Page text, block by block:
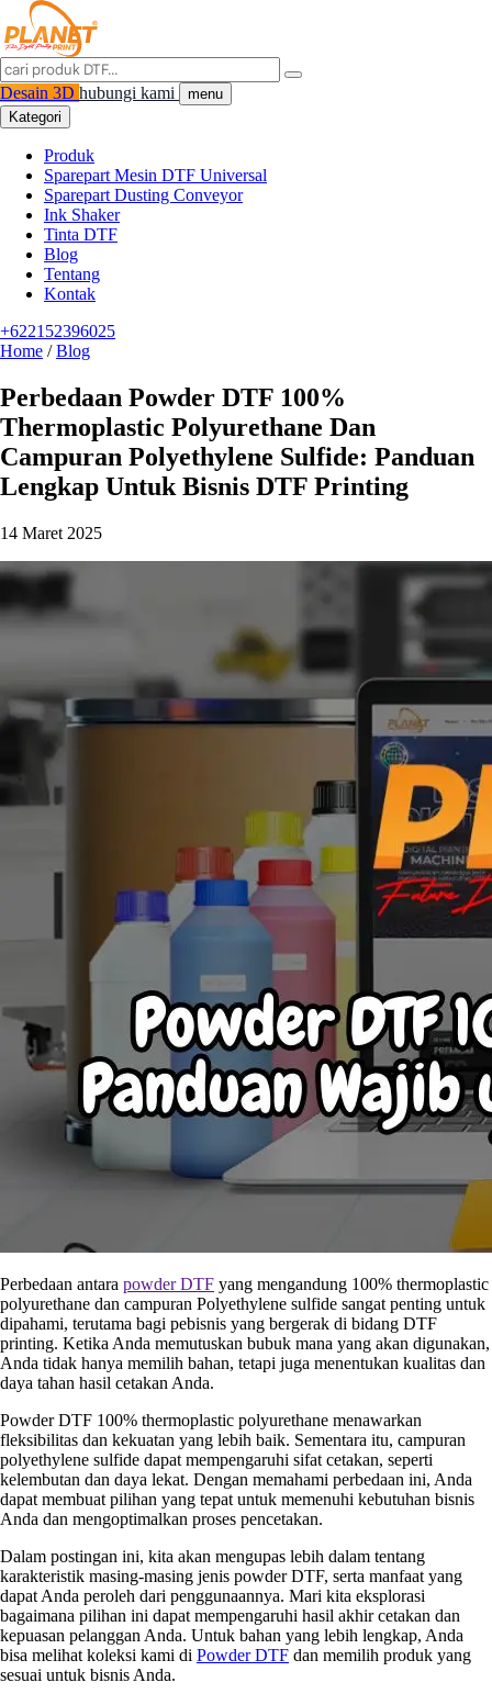
Desain 3D hubungi kami
menu
Kategori
Produk
Sparepart Mesin DTF Universal
Sparepart Dusting Conveyor
Ink Shaker
Tinta DTF
Blog
Tentang
Kontak
+622152396025
Home /Blog
Perbedaan Powder DTF 100%
Thermoplastic Polyurethane Dan
Campuran Polyethylene Sulfide: Panduan
Lengkap Untuk Bisnis DTF Printing
14 Maret 2025
Perbedaan antara powder DTF yang mengandung 100% thermoplastic
polyurethane dan campuran Polyethylene sulfide sangat penting untuk
dipahami, terutama bagi pebisnis yang bergerak di bidang DTF
printing. Ketika Anda memutuskan bubuk mana yang akan digunakan,
Anda tidak hanya memilih bahan, tetapi juga menentukan kualitas dan
daya tahan hasil cetakan Anda.
Powder DTF 100% thermoplastic polyurethane menawarkan
fleksibilitas dan kekuatan yang lebih baik. Sementara itu, campuran
polyethylene sulfide dapat mempengaruhi sifat cetakan, seperti
kelembutan dan daya lekat. Dengan memahami perbedaan ini, Anda
dapat membuat pilihan yang tepat untuk memenuhi kebutuhan bisnis
Anda dan mengoptimalkan proses pencetakan.
Dalam postingan ini, kita akan mengupas lebih dalam tentang
karakteristik masing-masing jenis powder DTF, serta manfaat yang
dapat Anda peroleh dari penggunaannya. Mari kita eksplorasi
bagaimana pilihan ini dapat mempengaruhi hasil akhir cetakan dan
kepuasan pelanggan Anda. Untuk bahan yang lebih lengkap, Anda
bisa melihat koleksi kami di Powder DTF dan memilih produk yang
sesuai untuk bisnis Anda.